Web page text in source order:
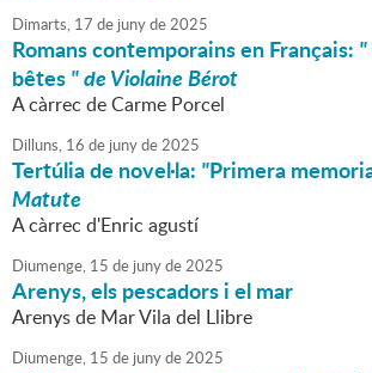
Dimarts, 17 de junyde2025
Romans contemporains en Français: "
bêtes" de Violaine Bérot
A càrrec de Carme Porcel
Dilluns, 16 de junyde2025
Tertúlia de novel·la: "Primera
Matute
A càrrec d'Enric agustí
Diumenge, 15 de junyde2025
Arenys, els pescadors i el mar
Arenys de Mar Vila del Llibre
Diumenge, 15 de junyde2025